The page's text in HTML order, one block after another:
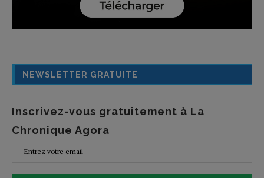
NEWSLETTER GRATUITE
Inscrivez-vous gratuitement à La
Chronique Agora